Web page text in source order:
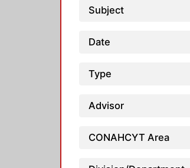
Subject
Date
Type
Advisor
CONAHCYT Area